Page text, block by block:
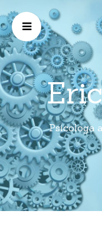
Psicologa